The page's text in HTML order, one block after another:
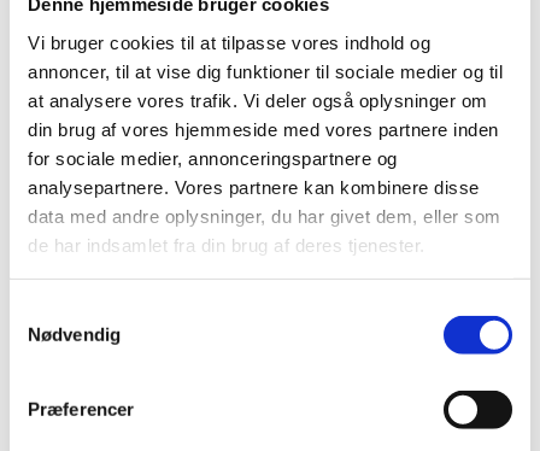
Vi bruger cookies til at tilpasse vores indhold og
annoncer, til at vise dig funktioner til sociale medier og til
at analysere vores trafik. Vi deler også oplysninger om
din brug af vores hjemmeside med vores partnere inden
for sociale medier, annonceringspartnere og
analysepartnere. Vores partnere kan kombinere disse
data med andre oplysninger, du har givet dem, eller som
de har indsamlet fra din brug af deres tjenester.
Nødvendig
Præferencer
FRP Gevindbøsning
Gashåndtag
42,50